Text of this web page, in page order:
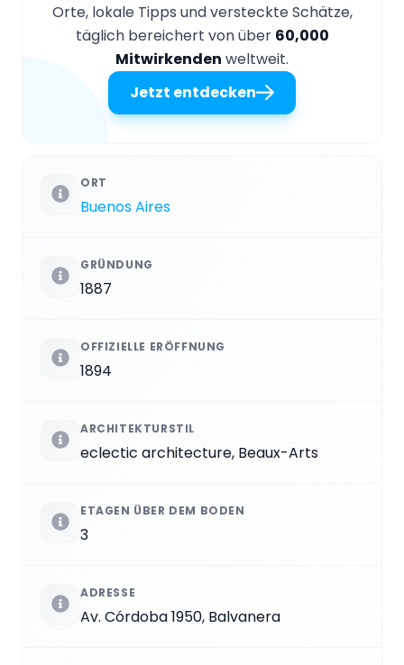
Orte, lokale Tipps und versteckte Schätze,
täglich bereichert von über 60,000
Mitwirkenden weltweit.
Jetzt entdecken
ORT
Buenos Aires
GRÜNDUNG
1887
OFFIZIELLE ERÖFFNUNG
1894
ARCHITEKTURSTIL
eclectic architecture, Beaux-Arts
ETAGEN ÜBER DEM BODEN
3
ADRESSE
Av. Córdoba 1950, Balvanera